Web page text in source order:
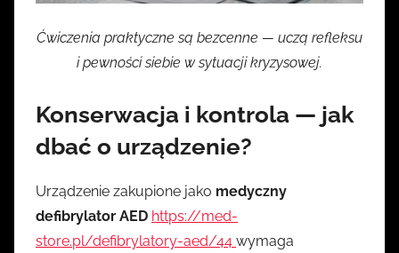
Ćwiczenia praktyczne są bezcenne — uczą refleksu
i pewności siebie w sytuacji kryzysowej.
Konserwacja i kontrola — jak
dbać o urządzenie?
Urządzenie zakupione jako medyczny
defibrylator AED https://med-
store.pl/defibrylatory-aed/44 wymaga